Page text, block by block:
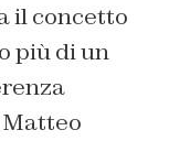
il concetto
più di un